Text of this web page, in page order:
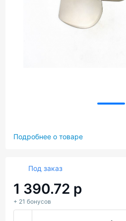
Подробнее о товаре
Под заказ
+ 21 бонусов
1 390.72 р